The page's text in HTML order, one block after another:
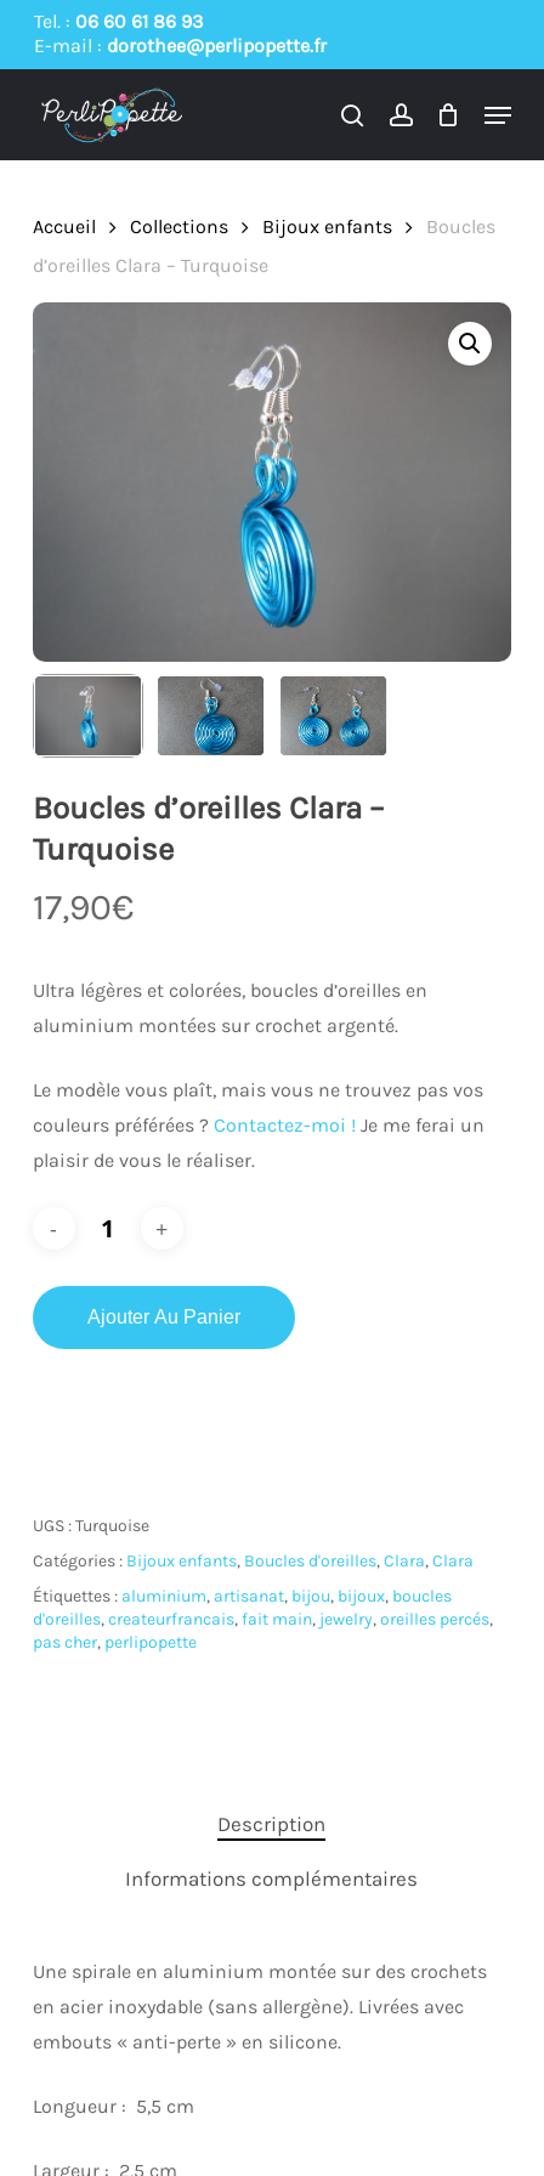
Skip
content
Tel. : 06 60 61 86 93
E-mail : dorothee@perlipopette.fr
searchaccount
Menu
Accueil Collections Bijoux enfants
Boucles
d’oreilles Clara – Turquoise
Boucles d’oreilles Clara –
Turquoise
17,90€
Ultra légères et colorées, boucles d’oreilles en
aluminium montées sur crochet argenté.
Le modèle vous plaît, mais vous ne trouvez pas vos
couleurs préférées ? Contactez-moi ! Je me ferai un
plaisir de vous le réaliser.
Ajouter Au Panier
UGS :Turquoise
Catégories : Bijoux enfants, Boucles d'oreilles,Clara,Clara
Étiquettes : aluminium, artisanat, bijou, bijoux, boucles
d'oreilles,createurfrancais,fait main, jewelry,oreilles percés,
pas cher, perlipopette
Description
Informations complémentaires
Une spirale en aluminium montée sur des crochets
en acier inoxydable (sans allergène). Livrées avec
embouts « anti-perte » en silicone.
Longueur : 5,5 cm
Largeur : 2,5 cm